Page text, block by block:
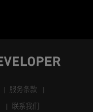
服务条款
联系我们